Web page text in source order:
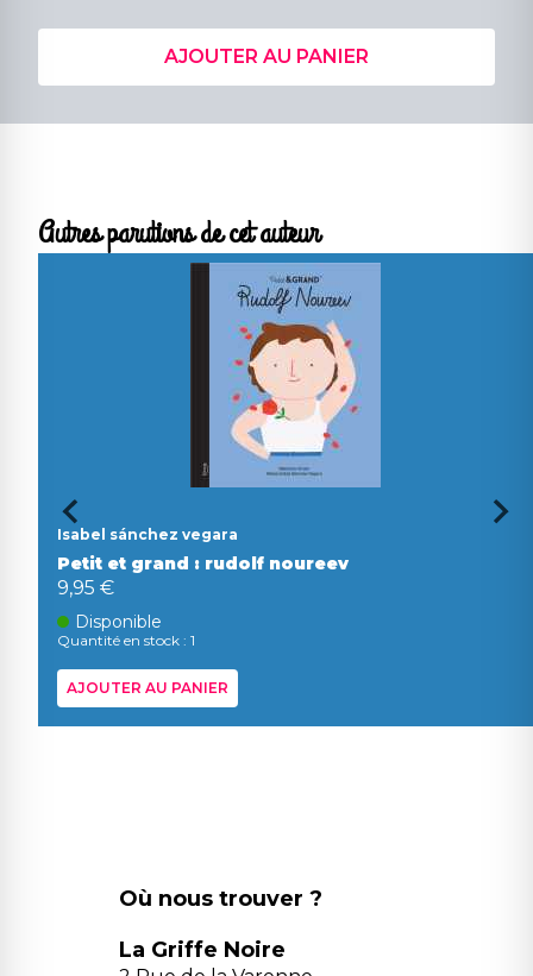
AJOUTER AU PANIER
Autres parutions de cet auteur
Isabel sánchez vegara
Petit et grand : rudolf noureev
9,95 €
Disponible
Quantité en stock : 1
AJOUTER AU PANIER
Où nous trouver ?
La Griffe Noire